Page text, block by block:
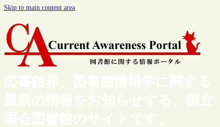
Skip to main content area
図書館界、図書館情報学に関する
最新の情報をお知らせする、国立
国会図書館のサイトです。